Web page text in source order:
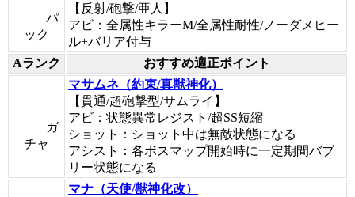
パ
ック
【反射/砲撃/亜人】
アビ：全属性キラーM/全属性耐性/ノーダメヒー
ル+バリア付与
Aランク
おすすめ適正ポイント
ガ
チャ
マサムネ（約束/真獣神化）
【貫通/超砲撃型/サムライ】
アビ：状態異常レジスト/超SS短縮
ショット：ショット中は無敵状態になる
アシスト：各ボスマップ開始時に一定期間バブ
リー状態になる
マナ（天使/獣神化改）